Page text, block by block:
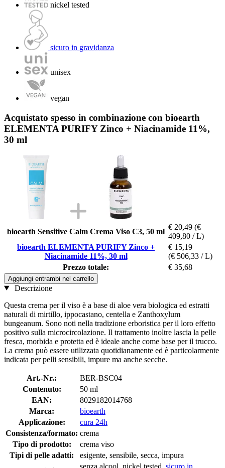
nickel tested
sicuro in gravidanza
unisex
vegan
Acquistato spesso in combinazione con bioearth
ELEMENTA PURIFY Zinco + Niacinamide 11%,
30 ml
bioearth Sensitive Calm Crema Viso C3, 50 ml
€ 20,49 (€
409,80 / L)
bioearth ELEMENTA PURIFY Zinco +
Niacinamide 11%, 30 ml
€ 15,19
(€ 506,33 / L)
Prezzo totale:
€ 35,68
Aggiungi entrambi nel carrello
Descrizione
Questa crema per il viso è a base di aloe vera biologica ed estratti
naturali di mirtillo, ippocastano, centella e Zanthoxylum
bungeanum. Sono noti nella tradizione erboristica per il loro effetto
positivo sulla microcircolazione. Il trattamento inoltre lascia la pelle
fresca, morbida e protetta ed è ideale anche come base per il trucco.
La crema può essere utilizzata quotidianamente ed è particolarmente
indicata per pelli sensibili, impure ma anche secche.
Art.-Nr.:
BER-BSC04
Contenuto:
50 ml
EAN:
8029182014768
Marca:
bioearth
Applicazione:
cura 24h
Consistenza/formato: crema
Tipo di prodotto:
crema viso
Tipi di pelle adatti:
esigente, sensibile, secca, impura
senza alcool, nickel tested, sicuro in